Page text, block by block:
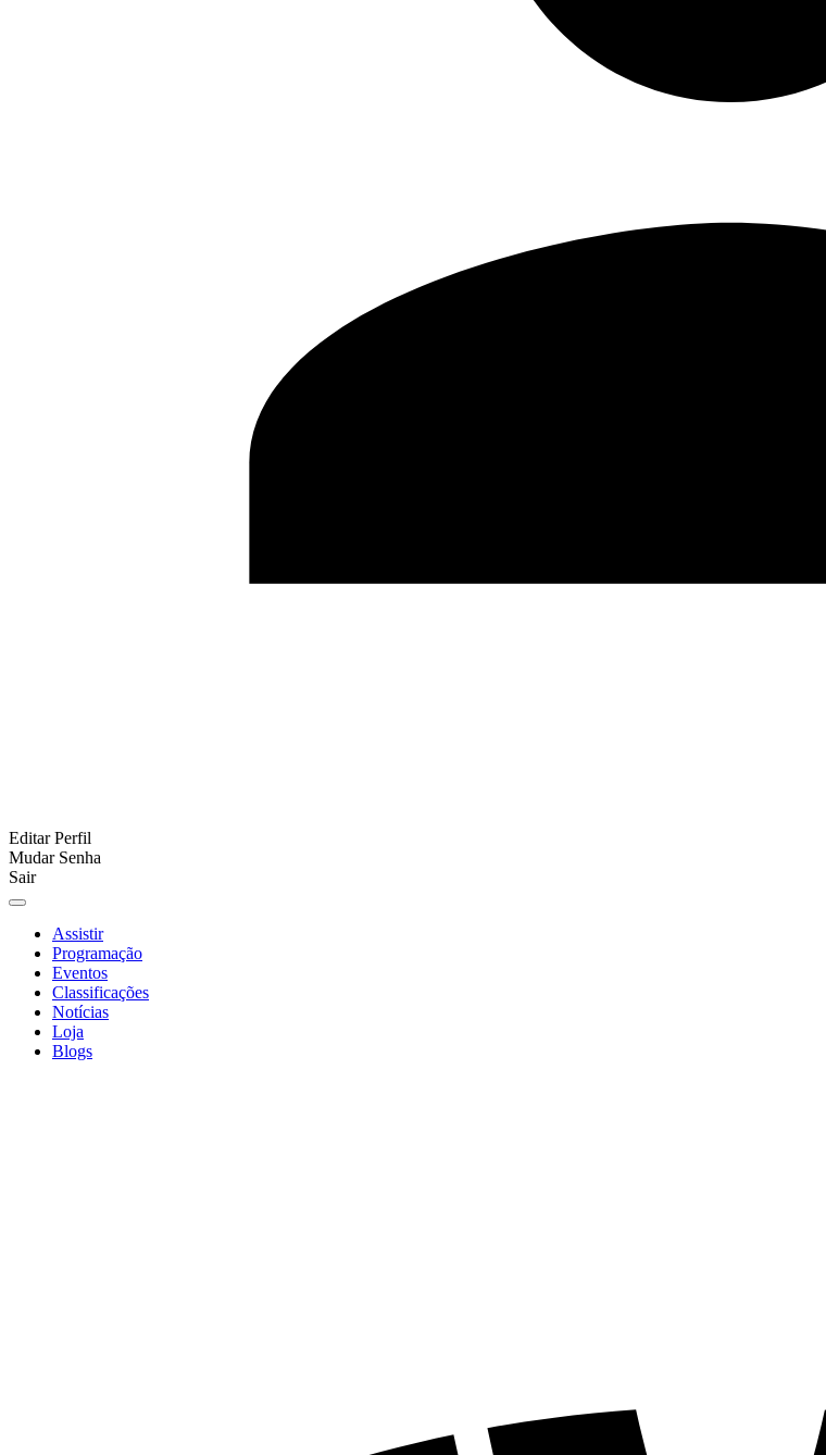
Editar Perfil
Mudar Senha
Sair
Assistir
Programação
Eventos
Classificações
Notícias
Loja
Blogs